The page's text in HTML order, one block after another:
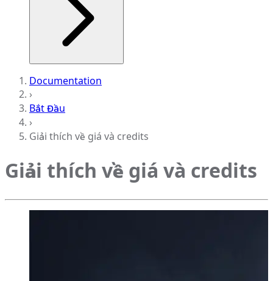
Documentation
›
Bắt Đầu
›
Giải thích về giá và credits
Giải thích về giá và credits